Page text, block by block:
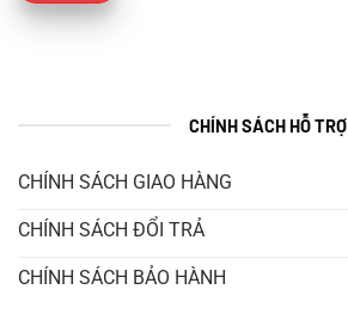
CHÍNH SÁCH HỖ TRỢ
CHÍNH SÁCH GIAO HÀNG
CHÍNH SÁCH ĐỔI TRẢ
CHÍNH SÁCH BẢO HÀNH